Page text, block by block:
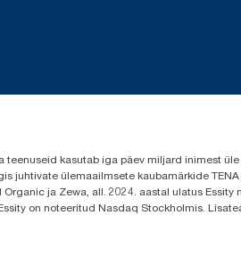
kasutab iga päev miljard inimest
ülemaailmsete kaubamärkide
ja Zewa, all. 2024. aastal ulatus
on noteeritud Nasdaq Stockholmis.